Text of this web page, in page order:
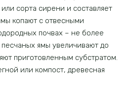
сорта сирени и составляет
копают с отвесными
почвах – не более
ямы увеличивают до
приготовленным субстратом.
или компост, древесная